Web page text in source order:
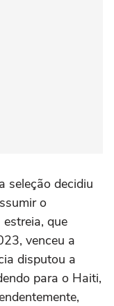
seleção decidiu
o
que
venceu a
disputou a
para o Haiti,